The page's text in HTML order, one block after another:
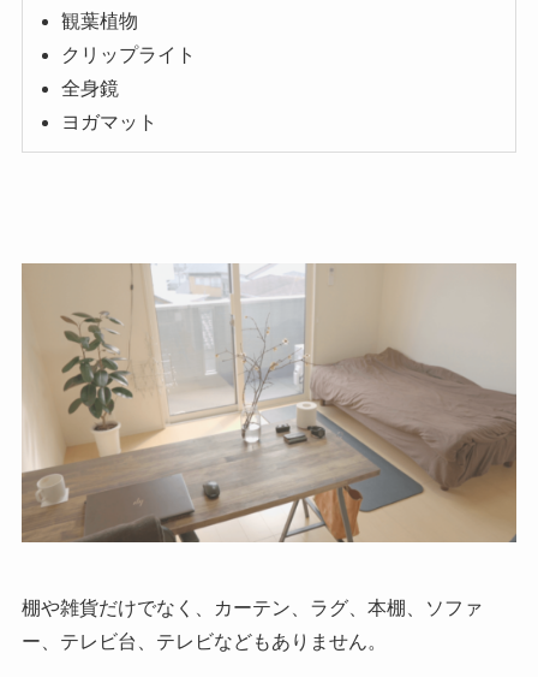
観葉植物
クリップライト
全身鏡
ヨガマット
棚や雑貨だけでなく、カーテン、ラグ、本棚、ソファ
ー、テレビ台、テレビなどもありません。